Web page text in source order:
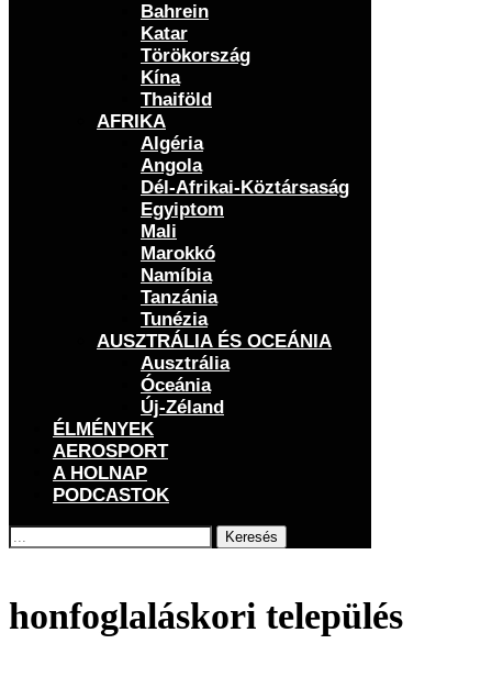
Bahrein
Katar
Törökország
Kína
Thaiföld
AFRIKA
Algéria
Angola
Dél-Afrikai-Köztársaság
Egyiptom
Mali
Marokkó
Namíbia
Tanzánia
Tunézia
AUSZTRÁLIA ÉS OCEÁNIA
Ausztrália
Óceánia
Új-Zéland
ÉLMÉNYEK
AEROSPORT
A HOLNAP
PODCASTOK
Keresés
honfoglaláskori település